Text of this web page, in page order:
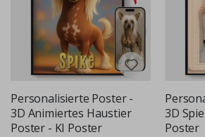
Personalisierte Poster -
3D Animiertes Haustier
Poster - KI Poster
3D
Poster